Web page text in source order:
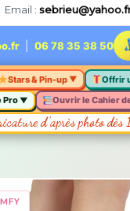
Email :
|06 78 35 38 50
Stars & Pin-up ▼ Offrir
Pro ▼ Ouvrir le Cahier
d’après photo